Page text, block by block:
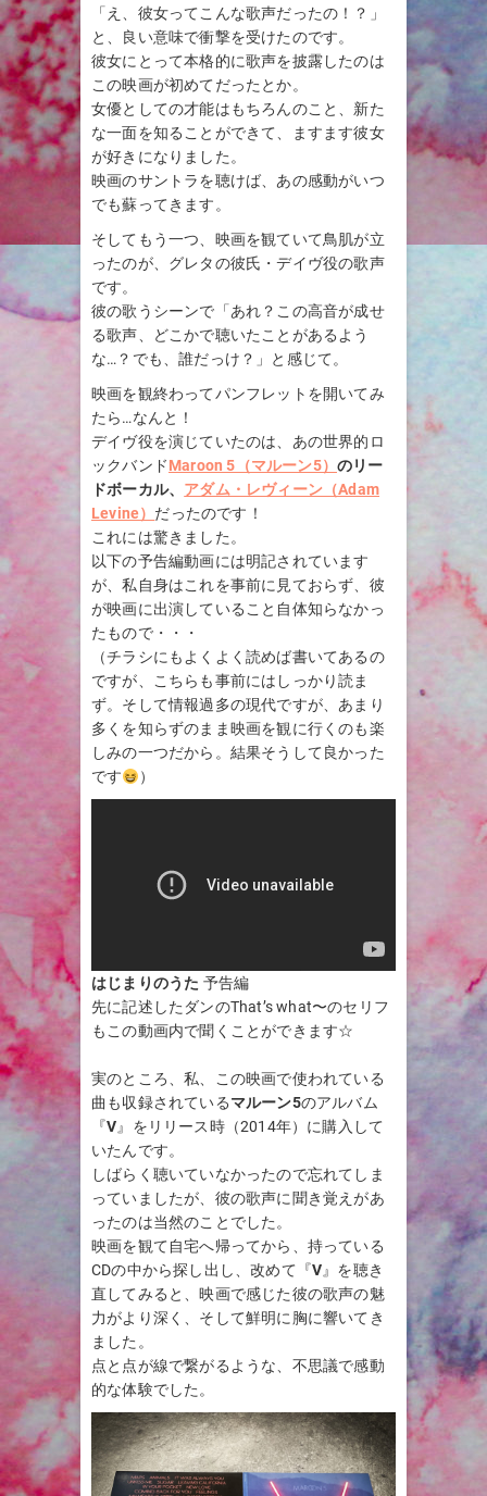
「え、彼女ってこんな歌声だったの！？」
と、良い意味で衝撃を受けたのです。
彼女にとって本格的に歌声を披露したのは
この映画が初めてだったとか。
女優としての才能はもちろんのこと、新た
な一面を知ることができて、ますます彼女
が好きになりました。
映画のサントラを聴けば、あの感動がいつ
でも蘇ってきます。
そしてもう一つ、映画を観ていて鳥肌が立
ったのが、グレタの彼氏・デイヴ役の歌声
です。
彼の歌うシーンで「あれ？この高音が成せ
る歌声、どこかで聴いたことがあるよう
な…？でも、誰だっけ？」と感じて。
映画を観終わってパンフレットを開いてみ
たら…なんと！
デイヴ役を演じていたのは、あの世界的ロ
ックバンドMaroon 5（マルーン5） のリー
ドボーカル、 アダム・レヴィーン（Adam
Levine） だったのです！
これには驚きました。
以下の予告編動画には明記されています
が、私自身はこれを事前に見ておらず、彼
が映画に出演していること自体知らなかっ
たもので・・・
（チラシにもよくよく読めば書いてあるの
ですが、こちらも事前にはしっかり読ま
ず。そして情報過多の現代ですが、あまり
多くを知らずのまま映画を観に行くのも楽
しみの一つだから。結果そうして良かった
です
）
はじまりのうた 予告編
先に記述したダンのThat’s what〜のセリフ
もこの動画内で聞くことができます☆
実のところ、私、この映画で使われている
曲も収録されているマルーン5のアルバム
『V』をリリース時（2014年）に購入して
いたんです。
しばらく聴いていなかったので忘れてしま
っていましたが、彼の歌声に聞き覚えがあ
ったのは当然のことでした。
映画を観て自宅へ帰ってから、持っている
CDの中から探し出し、改めて『V』を聴き
直してみると、映画で感じた彼の歌声の魅
力がより深く、そして鮮明に胸に響いてき
ました。
点と点が線で繋がるような、不思議で感動
的な体験でした。